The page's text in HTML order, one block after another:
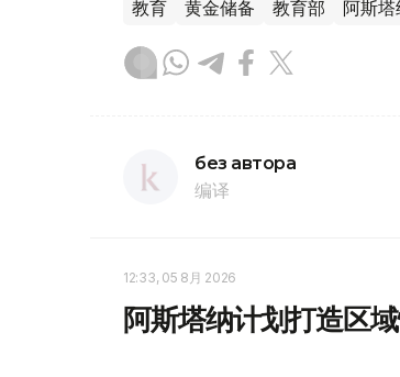
教育 黄金储备 教育部 阿斯塔
без автора
编译
12:33, 05 8月 2026
阿斯塔纳计划打造区